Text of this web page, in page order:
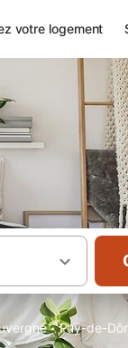
votre logement
· Puy-de-